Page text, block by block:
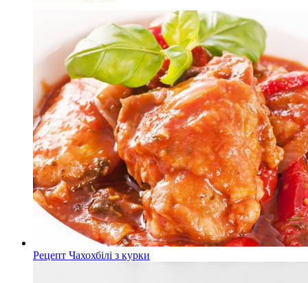
Рецепт Чахохбілі з курки